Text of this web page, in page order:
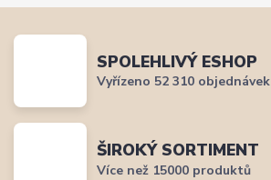
SPOLEHLIVÝ ESHOP
Vyřízeno 52 310 objednávek
ŠIROKÝ SORTIMENT
Více než 15000 produktů